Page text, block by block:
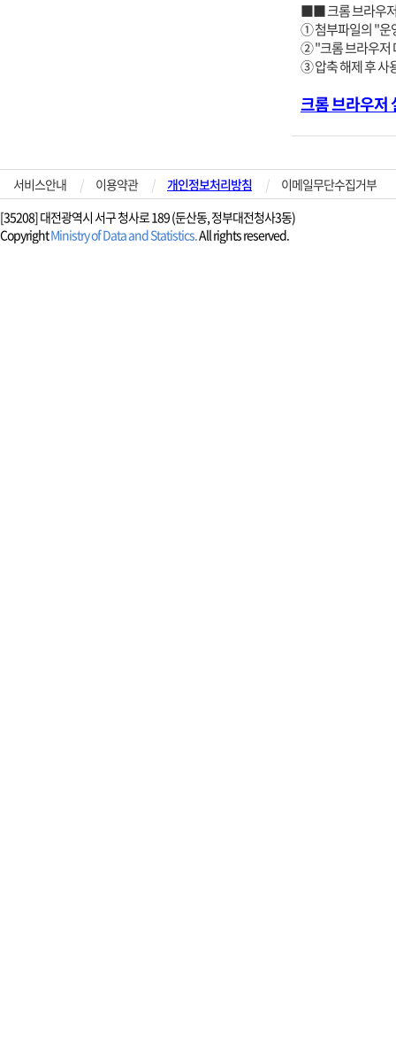
■■ 크롬 브라우
① 첨부파일의 "운
② "크롬 브라우저
③ 압축 해제 후 사
크롬 브라우저
서비스안내 | 이용약관 | 개인정보처리방침 |
이메일무단수집거부
[35208] 대전광역시 서구 청사로 189 (둔산동, 정부대전청사3동)
CopyrightMinistry of Data and Statistics.All rights reserved.